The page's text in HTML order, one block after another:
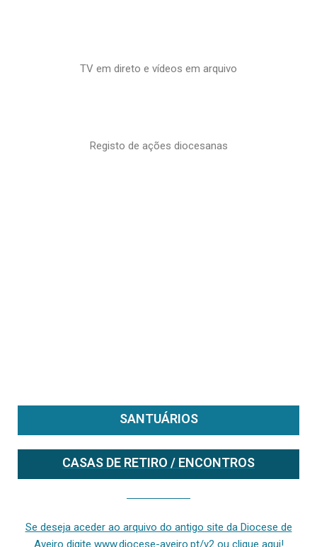
TV em direto e vídeos em arquivo
Registo de ações diocesanas
SANTUÁRIOS
CASAS DE RETIRO / ENCONTROS
Se deseja aceder ao arquivo do antigo site da Diocese de
Aveiro digite www.diocese-aveiro.pt/v2 ou clique aqui!